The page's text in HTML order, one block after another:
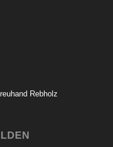
Rebholz